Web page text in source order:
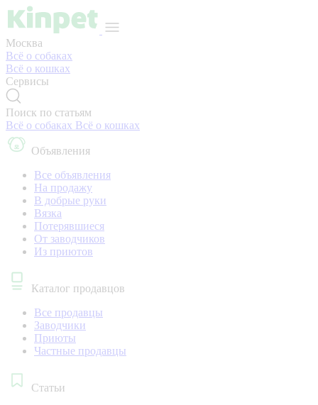
Москва
Всё о собаках
Всё о кошках
Сервисы
Поиск по статьям
Всё о собаках Всё о кошках
Объявления
Все объявления
На продажу
В добрые руки
Вязка
Потерявшиеся
От заводчиков
Из приютов
Каталог продавцов
Все продавцы
Заводчики
Приюты
Частные продавцы
Статьи